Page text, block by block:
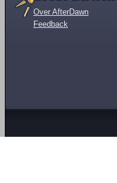
Over AfterDawn
Feedback